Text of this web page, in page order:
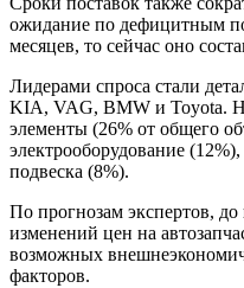
ожидание по дефицитным
месяцев, то сейчас оно
Лидерами спроса стали
KIA, VAG, BMW и Toyota.
элементы (26% от общего
электрооборудование
подвеска (8%).
По прогнозам экспертов, до
изменений цен на
возможных
факторов.